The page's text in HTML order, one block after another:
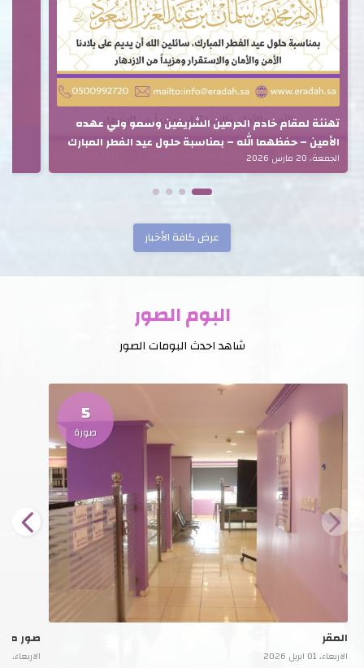
تهنئة لمقام خادم الحرمين الشريفين وسمو ولي عهده
الأمين – حفظهما الله – بمناسبة حلول عيد الفطر المبارك
الجمعة، 20 مارس 2026
عرض كافة الأخبار
البوم الصور
شاهد احدث البومات الصور
5
صورة
المقر
الاربعاء، 01 ابريل 2026
صور من
الاربعاء، 01 ابريل 2026